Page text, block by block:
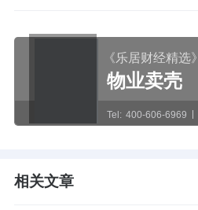
《乐居财经精选》
物业卖壳
Tel: 400-606-6969
相关文章